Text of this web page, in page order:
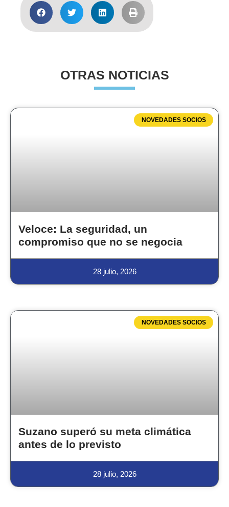
OTRAS NOTICIAS
NOVEDADES SOCIOS
Veloce: La seguridad, un
compromiso que no se negocia
28 julio, 2026
NOVEDADES SOCIOS
Suzano superó su meta climática
antes de lo previsto
28 julio, 2026